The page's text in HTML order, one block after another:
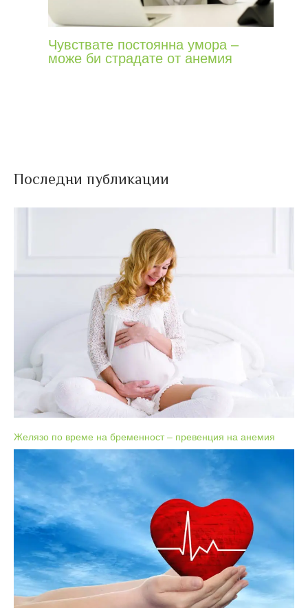
Чувствате постоянна умора –
може би страдате от анемия
Последни публикации
Желязо по време на бременност – превенция на анемия